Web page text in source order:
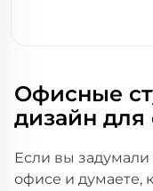
Офисные
дизайн для
Если вы
офисе и думаете,